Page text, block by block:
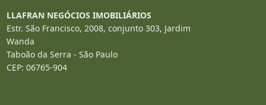
LLAFRAN NEGÓCIOS IMOBILIÁRIOS
Estr. São Francisco, 2008, conjunto 303, Jardim
Wanda
Taboão da Serra - São Paulo
CEP: 06765-904